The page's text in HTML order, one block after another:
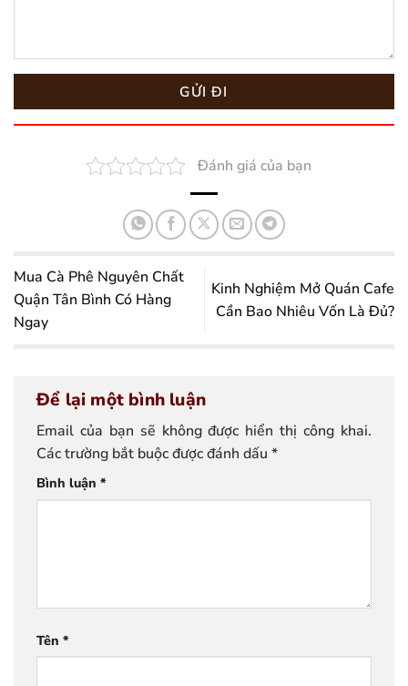
Đánh giá của bạn
Mua Cà Phê Nguyên Chất
Quận Tân Bình Có Hàng
Ngay
Kinh Nghiệm Mở Quán Cafe
Cần Bao Nhiêu Vốn Là Đủ?
Để lại một bình luận
Email của bạn sẽ không được hiển thị công khai.
Các trường bắt buộc được đánh dấu *
Bình luận *
Tên *